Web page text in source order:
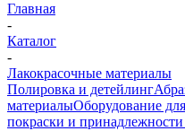
Главная
-
Каталог
-
Лакокрасочные материалы
Полировка и детейлинг
материалыОборудование
покраски и